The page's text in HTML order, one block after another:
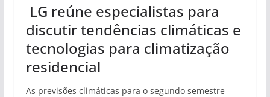
LG reúne especialistas para
discutir tendências climáticas e
tecnologias para climatização
residencial
As previsões climáticas para o segundo semestre